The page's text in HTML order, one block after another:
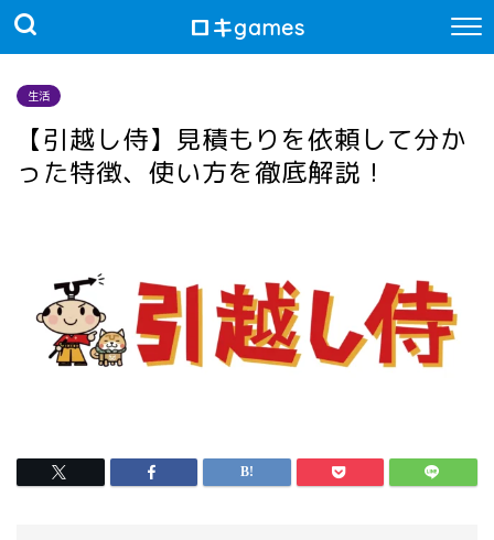
ロキgames
生活
【引越し侍】見積もりを依頼して分か
った特徴、使い方を徹底解説！